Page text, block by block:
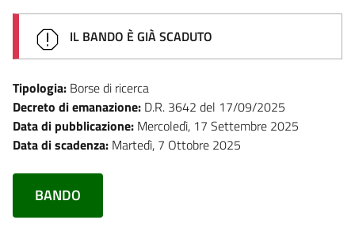
IL BANDO È GIÀ SCADUTO
Tipologia: Borse di ricerca
Decreto di emanazione: D.R. 3642 del 17/09/2025
Data di pubblicazione: Mercoledì, 17 Settembre 2025
Data di scadenza: Martedì, 7 Ottobre 2025
BANDO